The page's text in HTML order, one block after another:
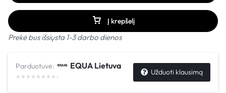
Į krepšelį
Prekė bus išsiųsta 1-3 darbo dienos
Parduotuvė: EQUA Lietuva
Užduoti klausimą